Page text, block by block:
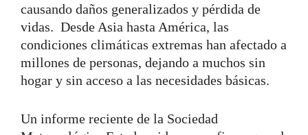
causando daños generalizados y pérdida de
vidas. Desde Asia hasta América, las
condiciones climáticas extremas han afectado a
millones de personas, dejando a muchos sin
hogar y sin acceso a las necesidades básicas.
Un informe reciente de la Sociedad